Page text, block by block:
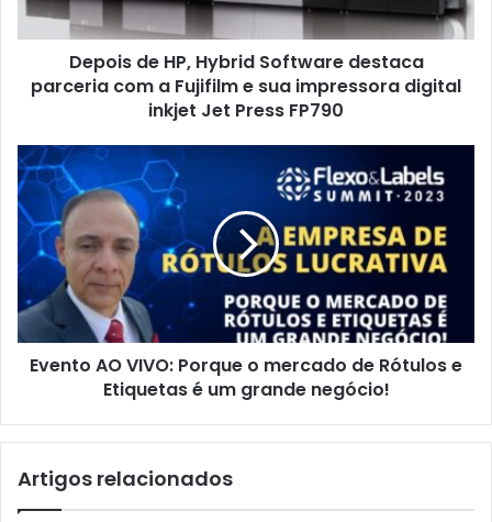
com
a
digital
inkjet
Jet
Press
FP790
Depois de HP, Hybrid Software destaca
parceria com a Fujifilm e sua impressora digital
inkjet Jet Press FP790
Evento
AO
VIVO:
Porque
mercado
Rótulos
e
Etiquetas
grande
Evento AO VIVO: Porque o mercado de Rótulos e
Etiquetas é um grande negócio!
Artigos relacionados